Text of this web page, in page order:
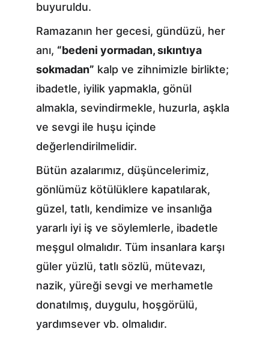
buyuruldu.
Ramazanın her gecesi, gündüzü, her
anı, “bedeni yormadan, sıkıntıya
sokmadan” kalp ve zihnimizle birlikte;
ibadetle, iyilik yapmakla, gönül
almakla, sevindirmekle, huzurla, aşkla
ve sevgi ile huşu içinde
değerlendirilmelidir.
Bütün azalarımız, düşüncelerimiz,
gönlümüz kötülüklere kapatılarak,
güzel, tatlı, kendimize ve insanlığa
yararlı iyi iş ve söylemlerle, ibadetle
meşgul olmalıdır. Tüm insanlara karşı
güler yüzlü, tatlı sözlü, mütevazı,
nazik, yüreği sevgi ve merhametle
donatılmış, duygulu, hoşgörülü,
yardımsever vb. olmalıdır.